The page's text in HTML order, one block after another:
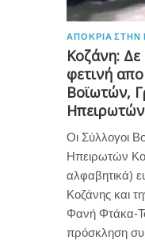
ΑΠΟΚΡΙΆ ΣΤΗΝ
Κοζάνη:
φετινή
Βοϊωτών,
Οι Σύλλογοι
Ηπειρωτών
αλφαβητικά)
Κοζάνης και
Φανή Φτάκα-
πρόσκληση